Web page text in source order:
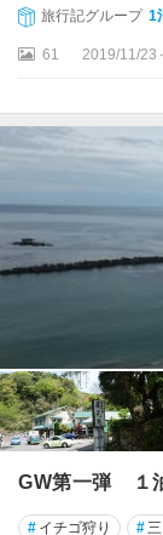
旅行記グループ 1
61 2019/11/23
GW第一弾 １
# イチゴ狩り #